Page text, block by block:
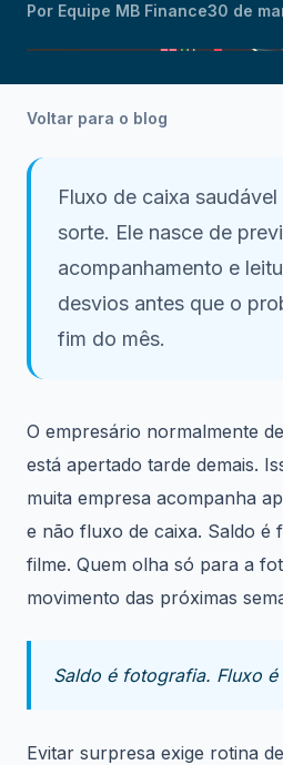
Por Equipe MB Finance30 de
Voltar para o blog
Fluxo de caixa
sorte. Ele nasce de
acompanhamento e
desvios antes que o
fim do mês.
O empresário normalmente
está apertado tarde demais.
muita empresa acompanha
e não fluxo de caixa. Saldo é
filme. Quem olha só para a
movimento das próximas
Saldo é fotografia. Fluxo é
Evitar surpresa exige rotina